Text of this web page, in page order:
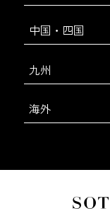
中国・四国
九州
海外